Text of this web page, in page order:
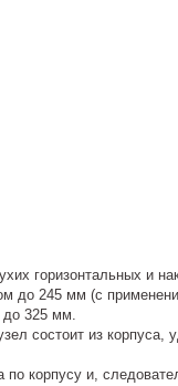
горизонтальных и
до 245 мм (с
325 мм.
состоит из корпуса,
корпусу и,